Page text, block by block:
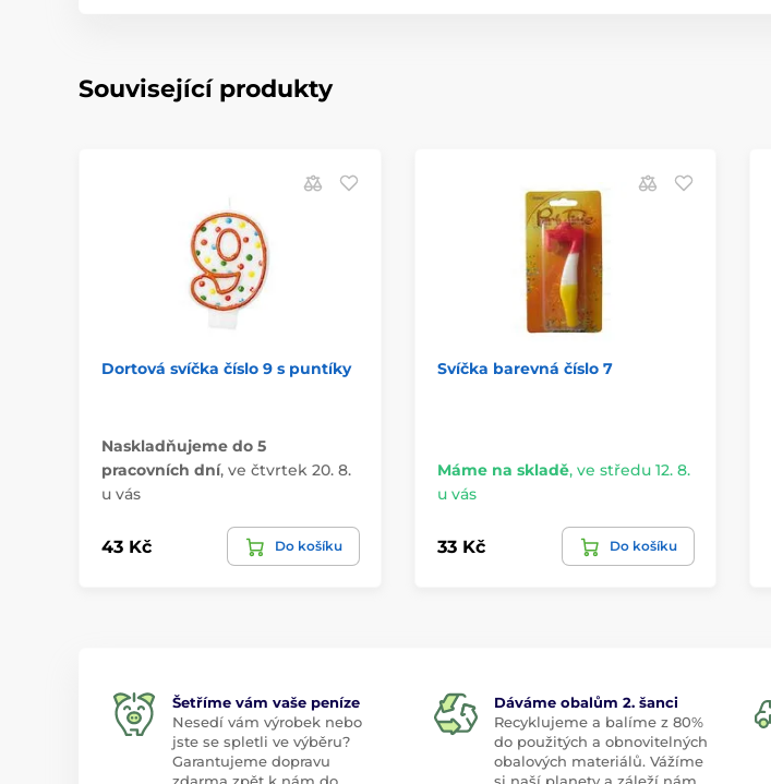
Související produkty
Dortová svíčka číslo 9 s puntíky
Naskladňujeme do 5
pracovních dní, ve čtvrtek 20. 8.
u vás
43 Kč Do košíku
Svíčka barevná číslo 7
Máme na skladě, ve středu 12. 8.
u vás
33 Kč Do košíku
Šetříme vám vaše peníze
Nesedí vám výrobek nebo
jste se spletli ve výběru?
Garantujeme dopravu
Dáváme obalům 2. šanci
Recyklujeme a balíme z 80%
do použitých a obnovitelných
obalových materiálů. Vážíme